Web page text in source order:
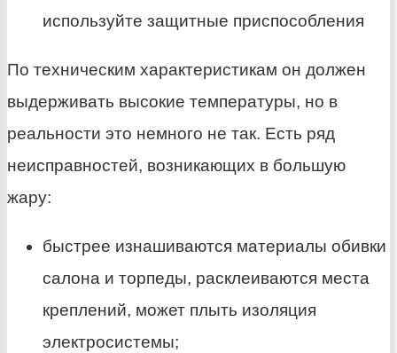
используйте защитные приспособления
По техническим характеристикам он должен
выдерживать высокие температуры, но в
реальности это немного не так. Есть ряд
неисправностей, возникающих в большую
жару:
быстрее изнашиваются материалы обивки
салона и торпеды, расклеиваются места
креплений, может плыть изоляция
электросистемы;